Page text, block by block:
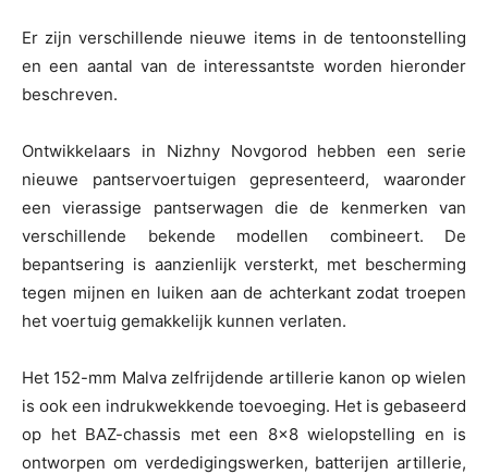
Er zijn verschillende nieuwe items in de tentoonstelling
en een aantal van de interessantste worden hieronder
beschreven.
Ontwikkelaars in Nizhny Novgorod hebben een serie
nieuwe pantservoertuigen gepresenteerd, waaronder
een vierassige pantserwagen die de kenmerken van
verschillende bekende modellen combineert. De
bepantsering is aanzienlijk versterkt, met bescherming
tegen mijnen en luiken aan de achterkant zodat troepen
het voertuig gemakkelijk kunnen verlaten.
Het 152-mm Malva zelfrijdende artillerie kanon op wielen
is ook een indrukwekkende toevoeging. Het is gebaseerd
op het BAZ-chassis met een 8×8 wielopstelling en is
ontworpen om verdedigingswerken, batterijen artillerie,